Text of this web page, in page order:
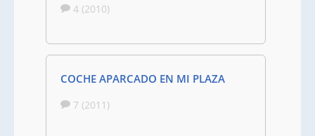
4 (2010)
COCHE APARCADO EN MI PLAZA
7 (2011)